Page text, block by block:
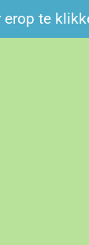
erop te